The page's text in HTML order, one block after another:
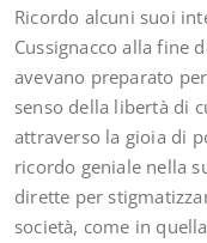
Ricordo alcuni suoi
Cussignacco alla fine
avevano preparato
senso della libertà di
attraverso la gioia di
ricordo geniale nella
dirette per
società, come in